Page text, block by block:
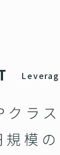
ラ
模